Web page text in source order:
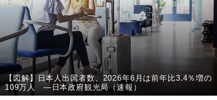
【図解】日本人出国者数、2026年6月は前年比3.4％増の
109万人 ―日本政府観光局（速報）